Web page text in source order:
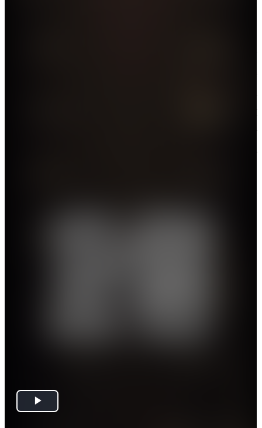
逾百萬張選票，已經成為市民與政府溝通的重要橋
樑。市民可以通過郵寄、傳真、網站投票等方式參與
評選，選出他們認為最具影響力和最關心的「特區政
府施政十件大事」，參與評議政府施政。政府通過每